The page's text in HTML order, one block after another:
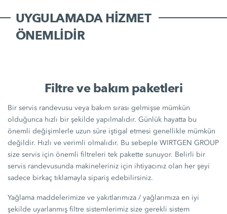
UYGULAMADA HIZMET
ÖNEMLIDIR
Filtre ve bakım paketleri
Bir servis randevusu veya bakım sırası gelmişse mümkün
olduğunca hızlı bir şekilde yapılmalıdır. Günlük hayatta bu
önemli değişimlerle uzun süre iştigal etmesi genellikle mümkün
değildir. Hızlı ve verimli olmalıdır. Bu sebeple WIRTGEN GROUP
size servis için önemli filtreleri tek pakette sunuyor. Belirli bir
servis randevusunda makineleriniz için ihtiyacınız olan her şeyi
sadece birkaç tıklamayla sipariş edebilirsiniz.
Yağlama maddelerimize ve yakıtlarımıza / yağlarımıza en iyi
şekilde uyarlanmış filtre sistemlerimiz size gerekli sistem